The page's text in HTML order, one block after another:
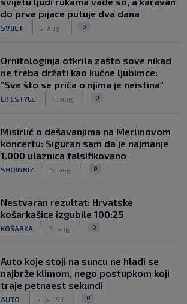
do prve pijace putuje dva dana
SVIJET 5. aug. 0
Ornitologinja otkrila zašto sove nikad
ne treba držati kao kućne ljubimce:
"Sve što se priča o njima je neistina"
LIFESTYLE 4. aug. 0
Misirlić o dešavanjima na Merlinovom
koncertu: Siguran sam da je najmanje
1.000 ulaznica falsifikovano
SHOWBIZ 5. aug. 0
Nestvaran rezultat: Hrvatske
košarkašice izgubile 100:25
KOŠARKA 5. aug. 0
Auto koje stoji na suncu ne hladi se
najbrže klimom, nego postupkom koji
traje petnaest sekundi
AUTO prije 15 h 0